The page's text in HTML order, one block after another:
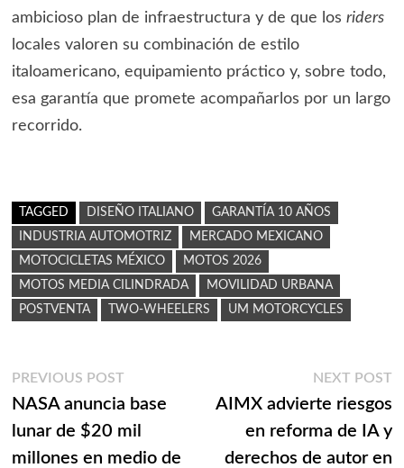
ambicioso plan de infraestructura y de que los riders
locales valoren su combinación de estilo
italoamericano, equipamiento práctico y, sobre todo,
esa garantía que promete acompañarlos por un largo
recorrido.
TAGGED DISEÑO ITALIANO
GARANTÍA 10 AÑOS
INDUSTRIA AUTOMOTRIZ
MERCADO MEXICANO
MOTOCICLETAS MÉXICO
MOTOS 2026
MOTOS MEDIA CILINDRADA
MOVILIDAD URBANA
POSTVENTA
TWO-WHEELERS UM MOTORCYCLES
Navegación
de
entradas
PREVIOUS POSTPrevious
post:
NASA anuncia base
lunar de $20 mil
millones en medio de
NEXT POST
AIMX advierte riesgos
en reforma de IA y
derechos de autor en